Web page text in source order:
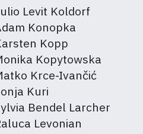
Levit Koldorf
Konopka
Kopp
Kopytowska
Krce-Ivančić
Kuri
Bendel Larcher
Levonian